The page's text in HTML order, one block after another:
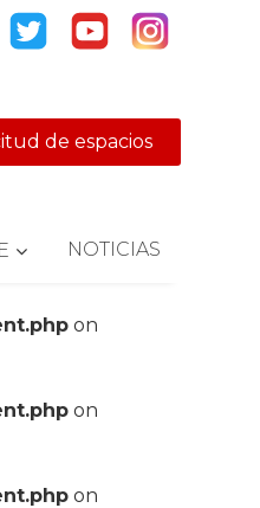
de espacios
NOTICIAS
on
on
on